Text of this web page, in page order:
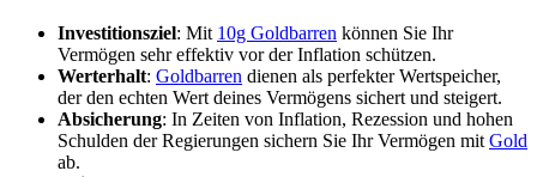
Investitionsziel: Mit 10g Goldbarren können Sie Ihr
Vermögen sehr effektiv vor der Inflation schützen.
Werterhalt: Goldbarren dienen als perfekter Wertspeicher,
der den echten Wert deines Vermögens sichert und steigert.
Absicherung: In Zeiten von Inflation, Rezession und hohen
Schulden der Regierungen sichern Sie Ihr Vermögen mit Gold
ab.